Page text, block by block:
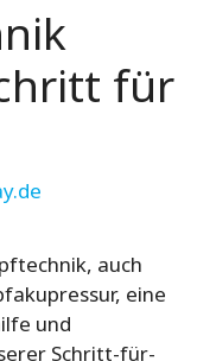
für
auch
eine
und
Schritt-für-